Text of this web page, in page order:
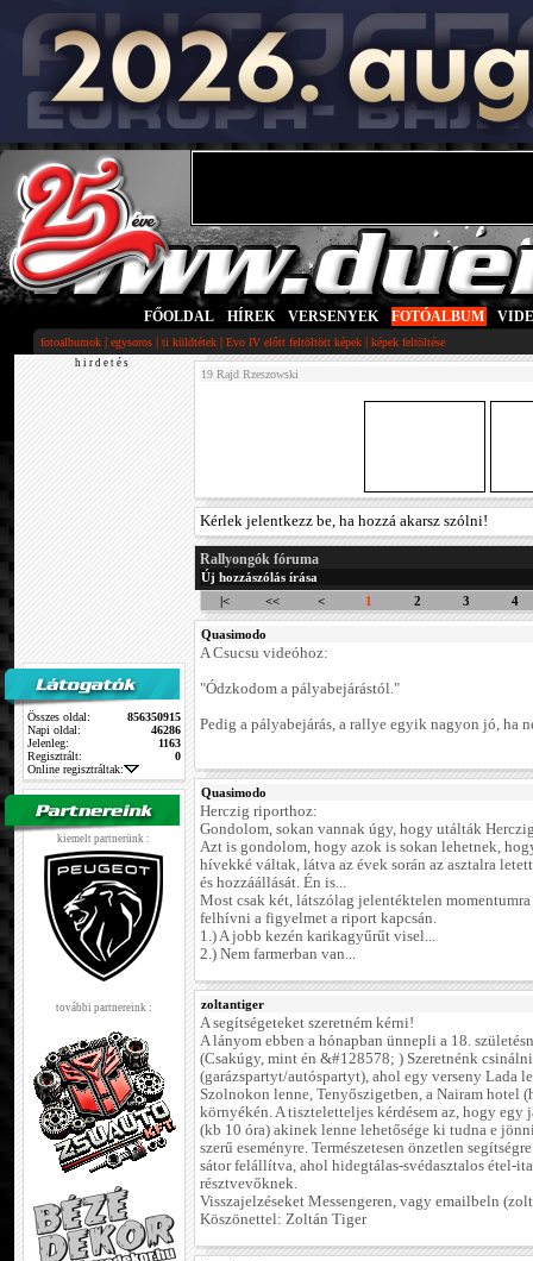
FŐOLDAL HÍREK VERSENYEK FOTÓALBUM
fotoalbumok | egysoros | ti küldtétek | Evo IV előtt feltöltött képek | képek feltöltése
h i r d e t é s
Összes oldal:
856350915
Napi oldal:
46286
Jelenleg:
1163
Regisztrált:
0
Online regisztráltak:
kiemelt partnerünk :
további partnereink :
19 Rajd Rzeszowski
Kérlek jelentkezz be, ha hozzá akarsz szólni!
Rallyongók fóruma
Új hozzászólás írása
|<
<< < 1 2 3 4
Quasimodo
A Csucsu videóhoz:
"Ódzkodom a pályabejárástól."
Pedig a pályabejárás, a rallye egyik nagyon jó, ha
Quasimodo
Herczig riporthoz:
Gondolom, sokan vannak úgy, hogy utálták
Azt is gondolom, hogy azok is sokan lehetnek,
hívekké váltak, látva az évek során az asztalra
és hozzáállását. Én is...
Most csak két, látszólag jelentéktelen momentumra
felhívni a figyelmet a riport kapcsán.
1.) A jobb kezén karikagyűrűt visel...
2.) Nem farmerban van...
zoltantiger
A segítségeteket szeretném kérni!
A lányom ebben a hónapban ünnepli a 18.
(Csakúgy, mint én &#128578; ) Szeretnénk
(garázspartyt/autóspartyt), ahol egy verseny Lada
Szolnokon lenne, Tenyőszigetben, a Nairam hotel
környékén. A tiszteletteljes kérdésem az, hogy egy
(kb 10 óra) akinek lenne lehetősége ki tudna e
szerű eseményre. Természetesen önzetlen
sátor felállítva, ahol hidegtálas-svédasztalos étel-
résztvevőknek.
Visszajelzéseket Messengeren, vagy emailbeln
Köszönettel: Zoltán Tiger